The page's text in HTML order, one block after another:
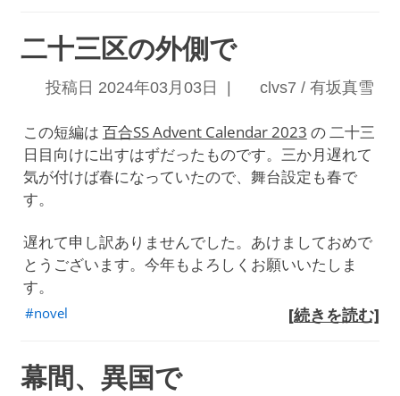
二十三区の外側で
投稿日 2024年03月03日 | clvs7 / 有坂真雪
この短編は 百合SS Advent Calendar 2023 の 二十三
日目向けに出すはずだったものです。三か月遅れて
気が付けば春になっていたので、舞台設定も春で
す。
遅れて申し訳ありませんでした。あけましておめで
とうございます。今年もよろしくお願いいたしま
す。
[続きを読む]
novel
幕間、異国で